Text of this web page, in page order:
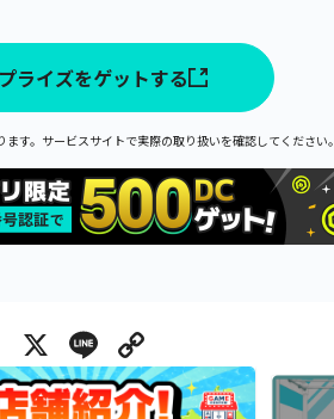
ライズをゲットする
す。サービスサイトで実際の取り扱いを確認してください。
X Line